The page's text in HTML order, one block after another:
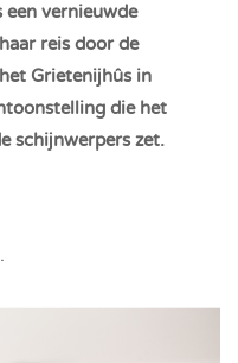
vernieuwde
reis door de
Grietenijhûs in
die het
schijnwerpers zet.
.